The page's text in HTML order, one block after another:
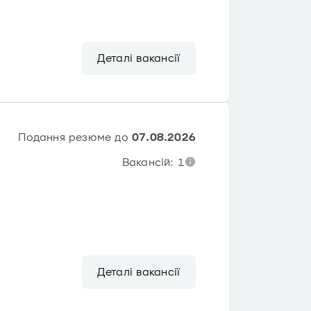
Деталі вакансії
Подання резюме до 07.08.2026
Вакансій: 1
Деталі вакансії